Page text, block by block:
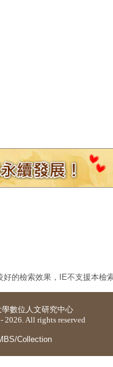
的檢索效果，IE不支援本檢索
學數位人文研究中心
All rights reserved
Collection